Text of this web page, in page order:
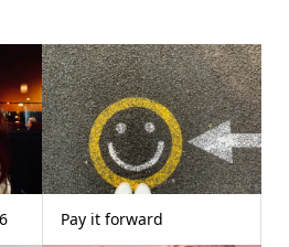
Pay it forward